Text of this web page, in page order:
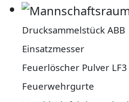
Drucksammelstück ABB
Einsatzmesser
Feuerlöscher Pulver LF3
Feuerwehrgurte